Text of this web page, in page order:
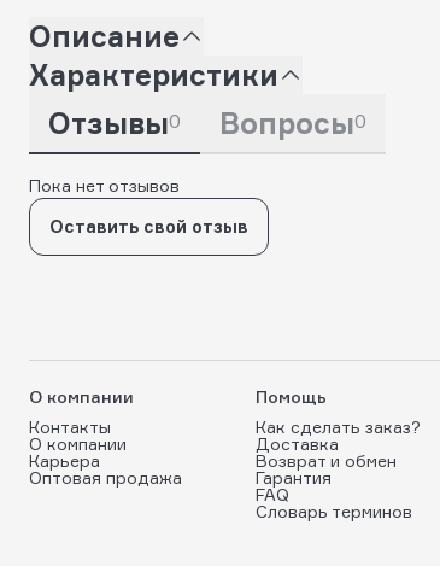
Описание
Характеристики
Отзывы0 Вопросы0
Пока нет отзывов
Оставить свой отзыв
О компании
Контакты
О компании
Карьера
Оптовая продажа
Помощь
Как сделать заказ?
Доставка
Возврат и обмен
Гарантия
FAQ
Словарь терминов